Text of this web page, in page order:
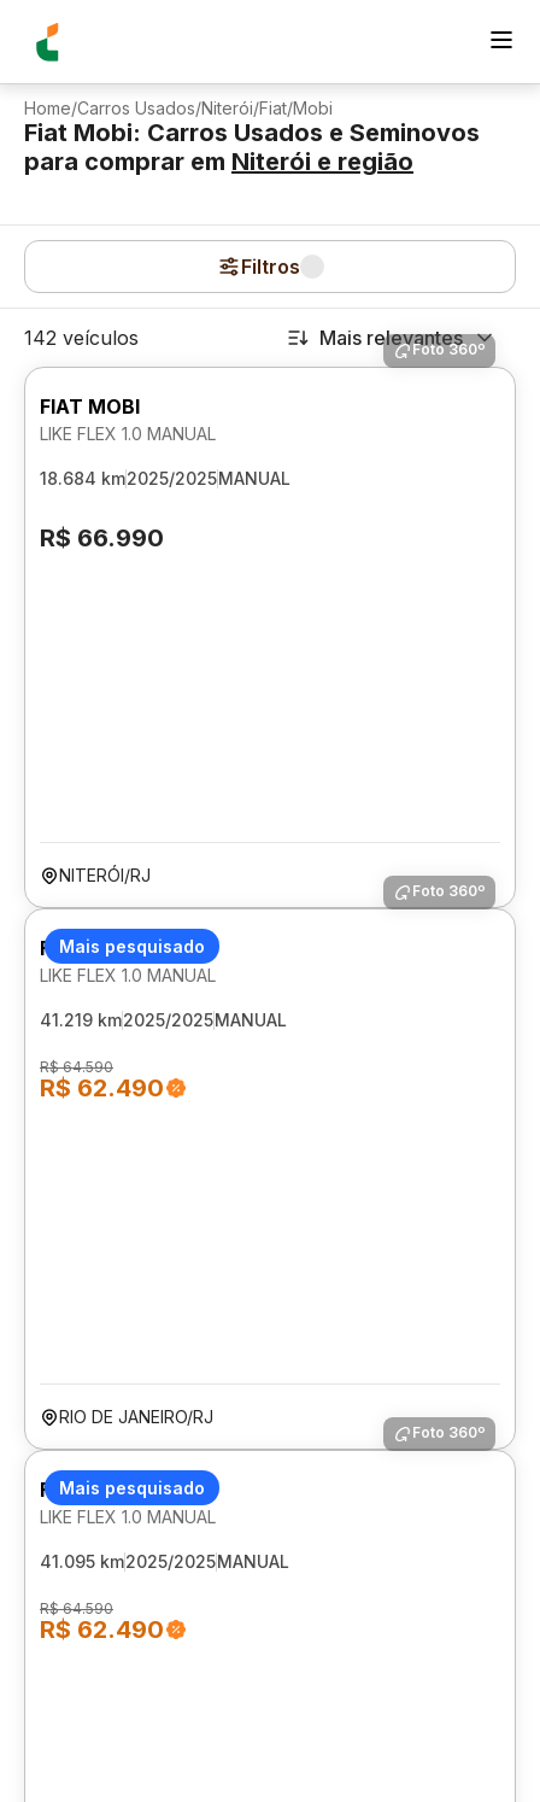
Home/Carros Usados/Niterói/Fiat/Mobi
Fiat Mobi: Carros Usados e Seminovos
para comprar em Niterói e região
Filtros
142 veículos Mais relevantes
Foto 360º
FIAT MOBI
LIKE FLEX 1.0 MANUAL
18.684 km2025/2025MANUAL
R$ 66.990
NITERÓI/RJ
Mais pesquisado
Foto 360º
FIAT MOBI
LIKE FLEX 1.0 MANUAL
41.219 km2025/2025MANUAL
R$ 64.590
R$ 62.490
RIO DE JANEIRO/RJ
Mais pesquisado
Foto 360º
FIAT MOBI
LIKE FLEX 1.0 MANUAL
41.095 km2025/2025MANUAL
R$ 64.590
R$ 62.490